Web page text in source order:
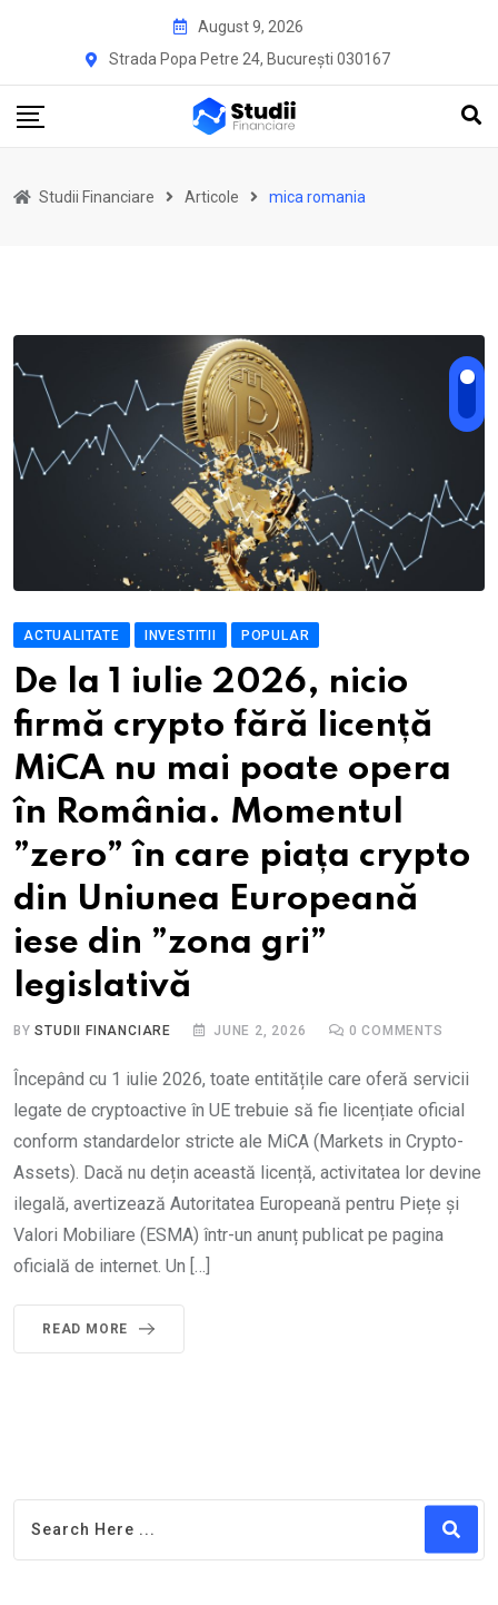
August 9, 2026
Strada Popa Petre 24, București 030167
Studii Financiare Articole mica romania
ACTUALITATE INVESTITII POPULAR
De la 1 iulie 2026, nicio
firmă crypto fără licență
MiCA nu mai poate opera
în România. Momentul
”zero” în care piața crypto
din Uniunea Europeană
iese din ”zona gri”
legislativă
BYSTUDII FINANCIARE JUNE 2, 2026 0 COMMENTS
Începând cu 1 iulie 2026, toate entitățile care oferă servicii
legate de cryptoactive în UE trebuie să fie licențiate oficial
conform standardelor stricte ale MiCA (Markets in Crypto-
Assets). Dacă nu dețin această licență, activitatea lor devine
ilegală, avertizează Autoritatea Europeană pentru Piețe și
Valori Mobiliare (ESMA) într-un anunț publicat pe pagina
oficială de internet. Un […]
READ MORE